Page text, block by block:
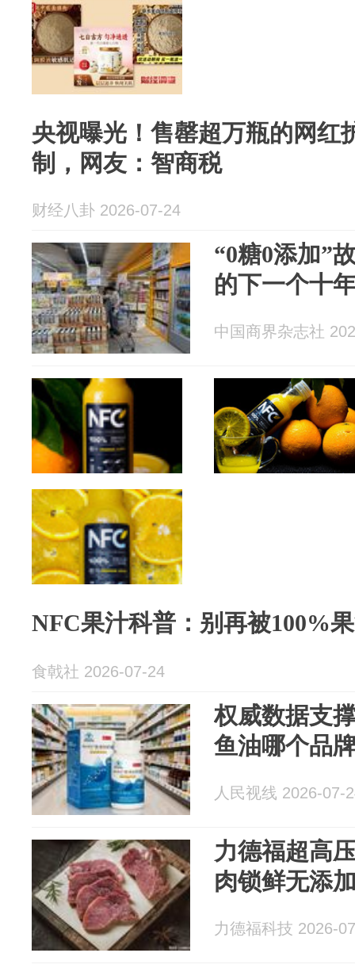
央视曝光！售罄超万瓶的网红
制，网友：智商税
财经八卦 2026-07-24
“0糖0添加”
的下一个十
中国商界杂志社
NFC果汁科普：别再被100%
食戟社 2026-07-24
权威数据支
鱼油哪个品
人民视线 2026-07-
力德福超高
肉锁鲜无添
力德福科技 2026-